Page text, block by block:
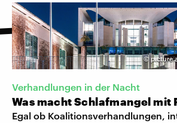
©picture
Verhandlungen in der Nacht
Was macht Schlafmangel mit
Egal ob Koalitionsverhandlungen,